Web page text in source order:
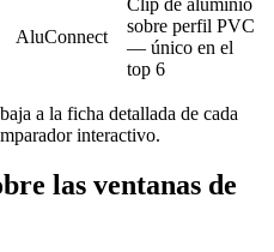
AluConnect
sobre perfil PVC
— único en el
top 6
a la ficha detallada de cada
interactivo.
las ventanas de